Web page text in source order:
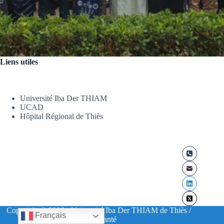
Liens utiles
Université Iba Der THIAM
UCAD
Hôpital Régional de Thiès
Copyright © 2026 - Université Iba Der THIAM de Thiès /
UFR Santé
Français